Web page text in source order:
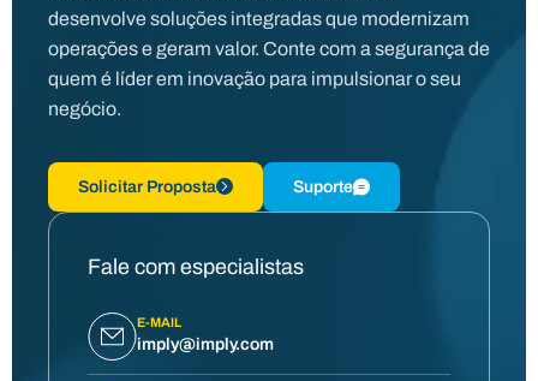
desenvolve soluções integradas que modernizam
operações e geram valor. Conte com a segurança de
quem é líder em inovação para impulsionar o seu
negócio.
Solicitar Proposta Suporte
Fale com especialistas
E-MAIL
imply@imply.com